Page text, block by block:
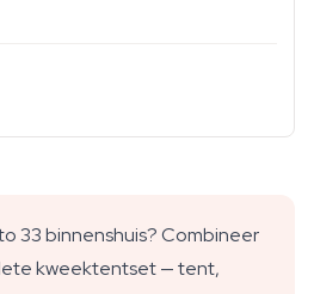
33 binnenshuis? Combineer
kweektentset — tent,